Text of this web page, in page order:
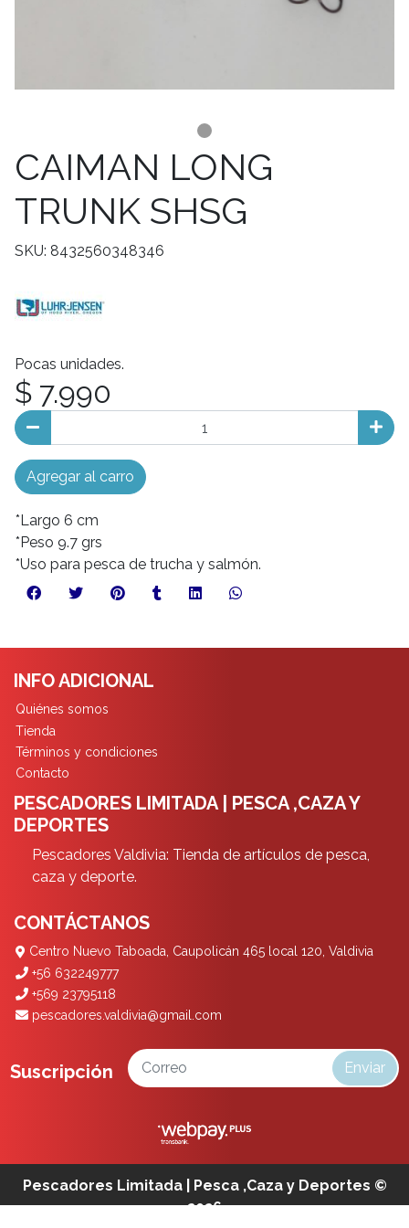
CAIMAN LONG
TRUNK SHSG
SKU: 8432560348346
Pocas unidades.
$ 7.990
Agregar al carro
*Largo 6 cm
*Peso 9.7 grs
*Uso para pesca de trucha y salmón.
INFO ADICIONAL
Quiénes somos
Tienda
Términos y condiciones
Contacto
PESCADORES LIMITADA | PESCA ,CAZA Y
DEPORTES
Pescadores Valdivia: Tienda de artículos de pesca,
caza y deporte.
CONTÁCTANOS
Centro Nuevo Taboada, Caupolicán 465 local 120, Valdivia
+56 632249777
+569 23795118
pescadores.valdivia@gmail.com
Suscripción Enviar
Pescadores Limitada | Pesca ,Caza y Deportes ©
2026